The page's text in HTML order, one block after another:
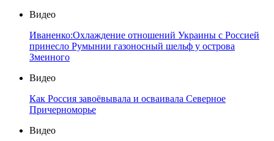
Видео
Иваненко:Охлаждение отношений Украины с Россией
принесло Румынии газоносный шельф у острова
Змеиного
Видео
Как Россия завоёвывала и осваивала Северное
Причерноморье
Видео